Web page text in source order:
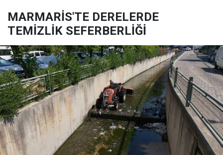
MARMARİS'TE DERELERDE
TEMİZLİK SEFERBERLİĞİ